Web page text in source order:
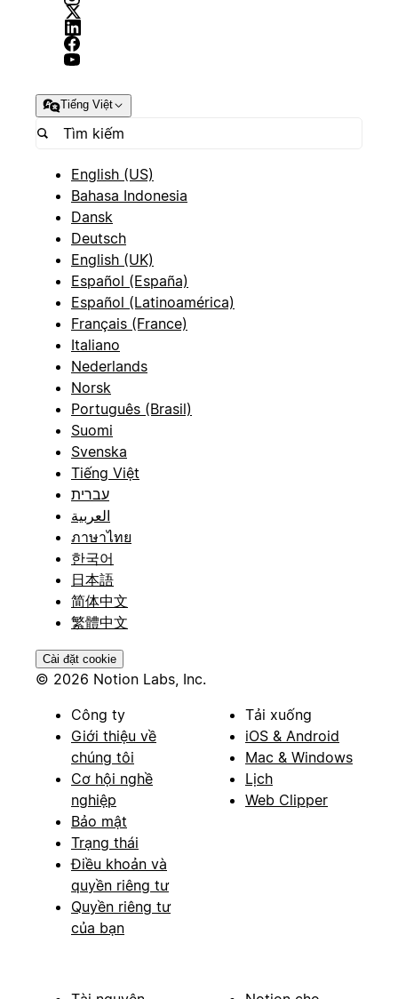
Tiếng Việt
English (US)
Bahasa Indonesia
Dansk
Deutsch
English (UK)
Español (España)
Español (Latinoamérica)
Français (France)
Italiano
Nederlands
Norsk
Português (Brasil)
Suomi
Svenska
Tiếng Việt
עברית
العربية
ภาษาไทย
한국어
日本語
简体中文
繁體中文
Cài đặt cookie
© 2026 Notion Labs, Inc.
Công ty
Giới thiệu về
chúng tôi
Cơ hội nghề
nghiệp
Bảo mật
Trạng thái
Điều khoản và
quyền riêng tư
Quyền riêng tư
của bạn
Tải xuống
iOS & Android
Mac & Windows
Lịch
Web Clipper